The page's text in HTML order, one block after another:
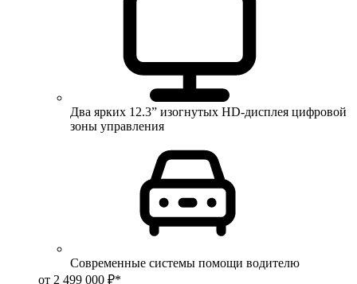
Два ярких 12.3” изогнутых HD-дисплея цифровой
зоны управления
Современные системы помощи водителю
от 2 499 000 ₽*